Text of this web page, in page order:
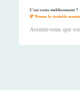
C'est votre établissement ?
Prenez le contrôle
Assurez-vous que